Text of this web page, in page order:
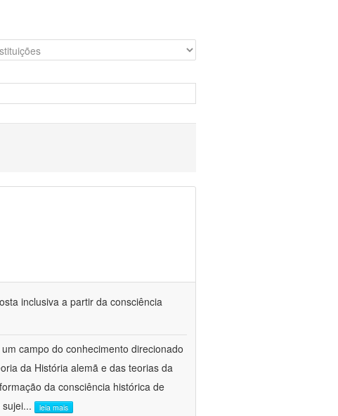
inclusiva a partir da consciência
campo do conhecimento direcionado
da História alemã e das teorias da
da consciência histórica de
... leia mais